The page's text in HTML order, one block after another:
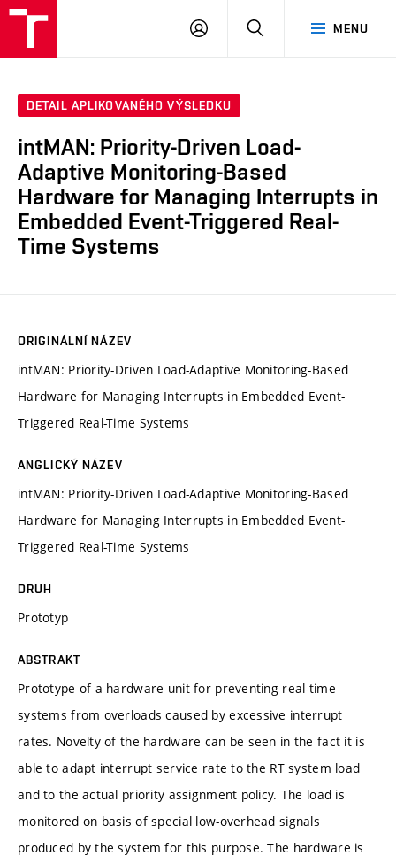
MENU
PŘIHLÁSIT
DETAIL APLIKOVANÉHO VÝSLEDKU
intMAN: Priority-Driven Load-
Adaptive Monitoring-Based
Hardware for Managing Interrupts in
Embedded Event-Triggered Real-
Time Systems
ORIGINÁLNÍ NÁZEV
intMAN: Priority-Driven Load-Adaptive Monitoring-Based
Hardware for Managing Interrupts in Embedded Event-
Triggered Real-Time Systems
ANGLICKÝ NÁZEV
intMAN: Priority-Driven Load-Adaptive Monitoring-Based
Hardware for Managing Interrupts in Embedded Event-
Triggered Real-Time Systems
DRUH
Prototyp
ABSTRAKT
Prototype of a hardware unit for preventing real-time
systems from overloads caused by excessive interrupt
rates. Novelty of the hardware can be seen in the fact it is
able to adapt interrupt service rate to the RT system load
and to the actual priority assignment policy. The load is
monitored on basis of special low-overhead signals
produced by the system for this purpose. The hardware is